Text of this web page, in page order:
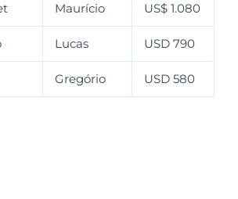
Maurício US$ 1.080
Lucas USD 790
Gregório USD 580